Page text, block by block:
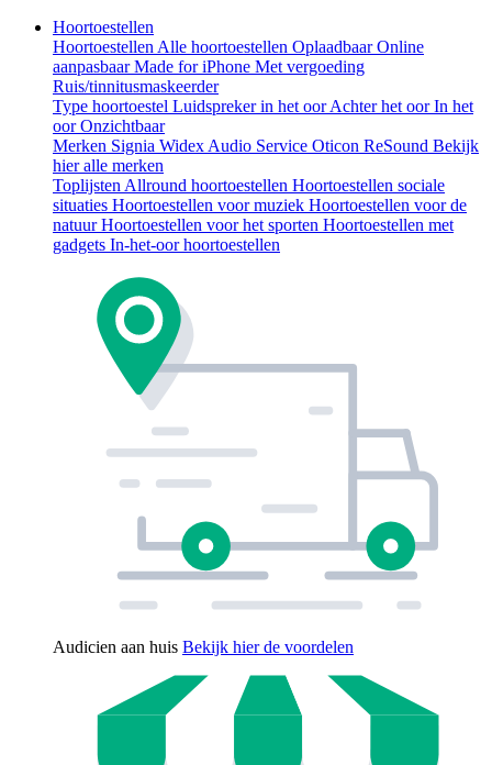
Hoortoestellen
Hoortoestellen Alle hoortoestellen OplaadbaarOnline
aanpasbaarMade for iPhone Met vergoeding
Ruis/tinnitusmaskeerder
Type hoortoestel Luidspreker in het oorAchter het oorIn het
oorOnzichtbaar
Merken Signia Widex Audio Service Oticon ReSound Bekijk
hier alle merken
Toplijsten Allround hoortoestellen Hoortoestellen sociale
situaties Hoortoestellen voor muziek Hoortoestellen voor de
natuurHoortoestellen voor het sporten Hoortoestellen met
gadgets In-het-oor hoortoestellen
Audicien aan huis Bekijk hier de voordelen